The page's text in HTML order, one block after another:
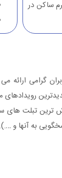
ساکن در
ارائه می
ترین تبلت
به آنها و ….).